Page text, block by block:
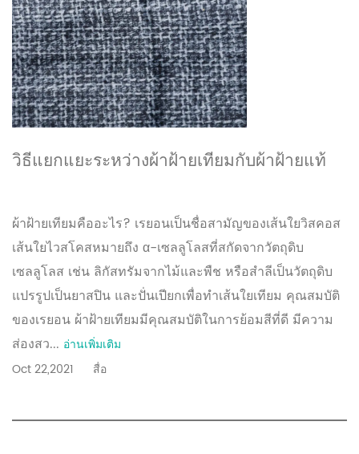
วิธีแยกแยะระหว่างผ้าฝ้ายเทียมกับผ้าฝ้ายแท้
ผ้าฝ้ายเทียมคืออะไร? เรยอนเป็นชื่อสามัญของเส้นใยวิสคอส
เส้นใยไวสโคสหมายถึง α-เซลลูโลสที่สกัดจากวัตถุดิบ
เซลลูโลส เช่น ลิกัสทรัมจากไม้และพืช หรือสำลีเป็นวัตถุดิบ
แปรรูปเป็นยาสปิน และปั่นเปียกเพื่อทำเส้นใยเทียม คุณสมบัติ
ของเรยอน ผ้าฝ้ายเทียมมีคุณสมบัติในการย้อมสีที่ดี มีความ
ส่องสว... อ่านเพิ่มเติม
Oct 22,2021
สื่อ